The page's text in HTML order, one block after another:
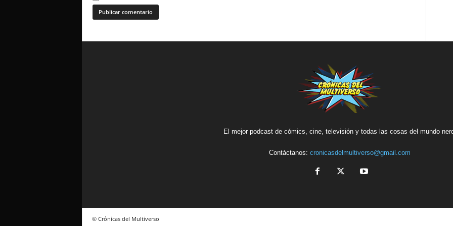
El mejor podcast de cómics, cine, televisión y todas las cosas del mundo
Contáctanos: cronicasdelmultiverso@gmail.com
© Crónicas del Multiverso